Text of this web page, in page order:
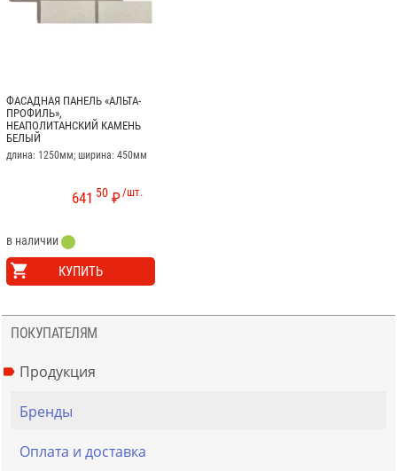
ФАСАДНАЯ ПАНЕЛЬ «АЛЬТА-
ПРОФИЛЬ»,
НЕАПОЛИТАНСКИЙ КАМЕНЬ
БЕЛЫЙ
длина: 1250мм; ширина: 450мм
/шт.
641 50 ₽
в наличии
КУПИТЬ
ПОКУПАТЕЛЯМ
Продукция
Бренды
Оплата и доставка